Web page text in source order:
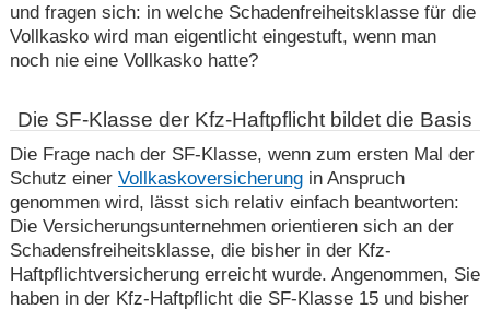
und fragen sich: in welche Schadenfreiheitsklasse für die
Vollkasko wird man eigentlicht eingestuft, wenn man
noch nie eine Vollkasko hatte?
Die SF-Klasse der Kfz-Haftpflicht bildet die Basis
Die Frage nach der SF-Klasse, wenn zum ersten Mal der
Schutz einer Vollkaskoversicherungin Anspruch
genommen wird, lässt sich relativ einfach beantworten:
Die Versicherungsunternehmen orientieren sich an der
Schadensfreiheitsklasse, die bisher in der Kfz-
Haftpflichtversicherung erreicht wurde. Angenommen, Sie
haben in der Kfz-Haftpflicht die SF-Klasse 15 und bisher